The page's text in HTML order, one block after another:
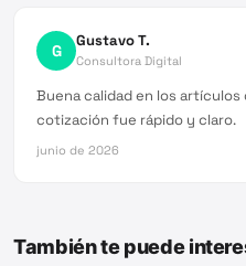
G Gustavo T.
Consultora Digital
Buena calidad en los
cotización fue rápido y claro.
junio de 2026
También te puede